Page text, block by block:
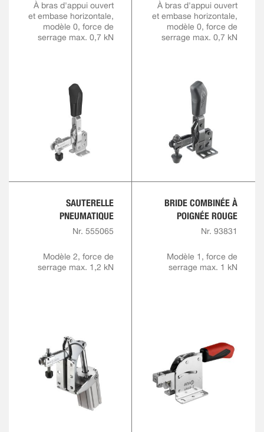
À bras d'appui ouvert
et embase horizontale,
modèle 0, force de
serrage max. 0,7 kN
À bras d'appui ouvert
et embase horizontale,
modèle 0, force de
serrage max. 0,7 kN
SAUTERELLE
PNEUMATIQUE
Nr. 555065
Modèle 2, force de
serrage max. 1,2 kN
BRIDE COMBINÉE À
POIGNÉE ROUGE
Nr. 93831
Modèle 1, force de
serrage max. 1 kN